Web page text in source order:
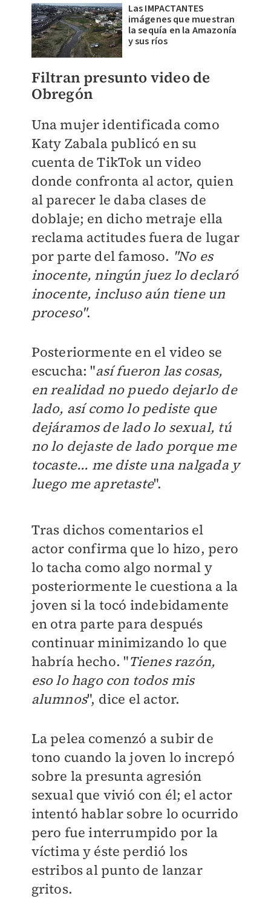
Las IMPACTANTES
imágenes que muestran
la sequía en la Amazonía
y sus ríos
Filtran presunto video de
Obregón
Una mujer identificada como
Katy Zabala publicó en su
cuenta de TikTok un video
donde confronta al actor, quien
al parecer le daba clases de
doblaje; en dicho metraje ella
reclama actitudes fuera de lugar
por parte del famoso. "No es
inocente, ningún juez lo declaró
inocente, incluso aún tiene un
proceso".
Posteriormente en el video se
escucha: "así fueron las cosas,
en realidad no puedo dejarlo de
lado, así como lo pediste que
dejáramos de lado lo sexual, tú
no lo dejaste de lado porque me
tocaste... me diste una nalgada y
luego me apretaste".
Tras dichos comentarios el
actor confirma que lo hizo, pero
lo tacha como algo normal y
posteriormente le cuestiona a la
joven si la tocó indebidamente
en otra parte para después
continuar minimizando lo que
habría hecho."Tienes razón,
eso lo hago con todos mis
alumnos", dice el actor.
La pelea comenzó a subir de
tono cuando la joven lo increpó
sobre la presunta agresión
sexual que vivió con él; el actor
intentó hablar sobre lo ocurrido
pero fue interrumpido por la
víctima y éste perdió los
estribos al punto de lanzar
gritos.